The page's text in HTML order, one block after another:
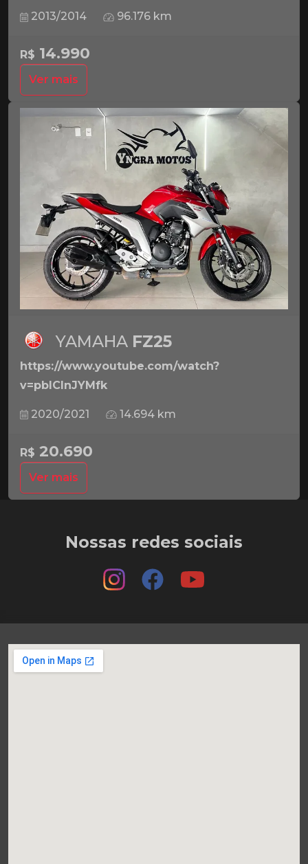
2013/2014 96.176 km
R$ 14.990
Ver mais
YAMAHA FZ25
https://www.youtube.com/watch?
v=pbICInJYMfk
2020/2021 14.694 km
R$ 20.690
Ver mais
Nossas redes sociais